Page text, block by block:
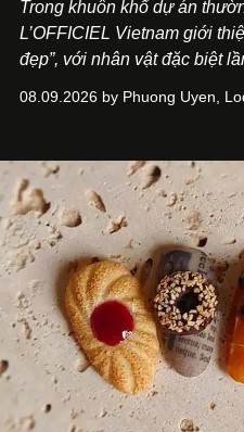
Trong khuôn khổ dự án
L’OFFICIEL Vietnam giới
đẹp”, với nhân vật đặc biệt
Cà Phê Cà Pháo mang dấu
08.09.2026 by Phuong Uyen,